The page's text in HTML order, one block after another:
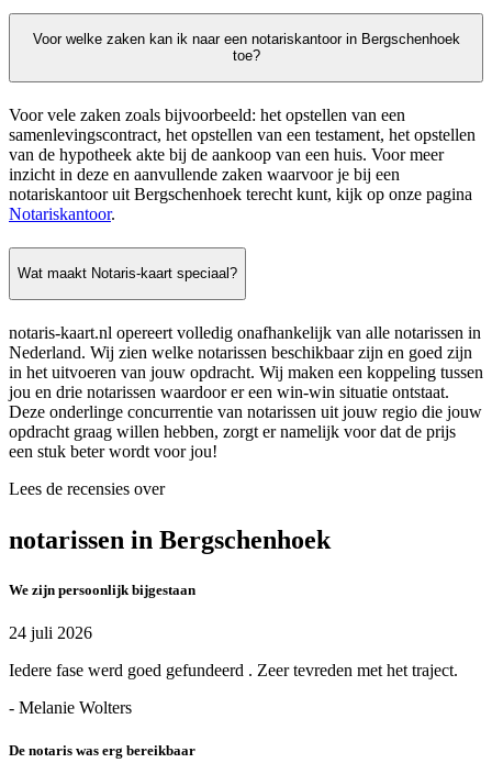
Voor welke zaken kan ik naar een notariskantoor in Bergschenhoek
toe?
Voor vele zaken zoals bijvoorbeeld: het opstellen van een
samenlevingscontract, het opstellen van een testament, het opstellen
van de hypotheek akte bij de aankoop van een huis. Voor meer
inzicht in deze en aanvullende zaken waarvoor je bij een
notariskantoor uit Bergschenhoek terecht kunt, kijk op onze pagina
Notariskantoor.
Wat maakt Notaris-kaart speciaal?
notaris-kaart.nl opereert volledig onafhankelijk van alle notarissen in
Nederland. Wij zien welke notarissen beschikbaar zijn en goed zijn
in het uitvoeren van jouw opdracht. Wij maken een koppeling tussen
jou en drie notarissen waardoor er een win-win situatie ontstaat.
Deze onderlinge concurrentie van notarissen uit jouw regio die jouw
opdracht graag willen hebben, zorgt er namelijk voor dat de prijs
een stuk beter wordt voor jou!
Lees de recensies over
notarissen in Bergschenhoek
We zijn persoonlijk bijgestaan
24 juli 2026
Iedere fase werd goed gefundeerd . Zeer tevreden met het traject.
- Melanie Wolters
De notaris was erg bereikbaar